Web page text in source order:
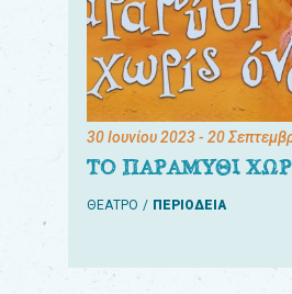
30 Ιουνίου 2023- 20
ΤΟ ΠΑΡΑΜΥΘΙ
ΘΕΑΤΡΟ ΠΕΡΙΟΔΕΙΑ